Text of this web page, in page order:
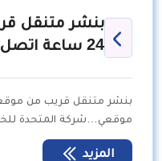
بنشر متنقل
24 ساعة اتصل الآن
بنشر متنقل قريب من
موقعي…شركة المتحدة
المزيد